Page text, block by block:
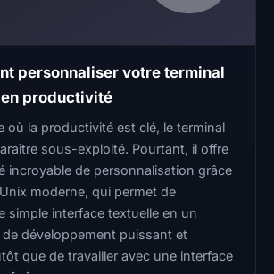
personnaliser votre terminal
productivité
où la productivité est clé, le terminal
sous-exploité. Pourtant, il offre
incroyable de personnalisation grâce
moderne, qui permet de
simple interface textuelle en un
développement puissant et
que de travailler avec une interface